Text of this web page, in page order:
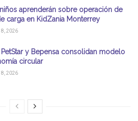
aprenderán sobre operación de
carga en KidZania Monterrey
8, 2026
PetStar y Bepensa consolidan modelo
circular
8, 2026